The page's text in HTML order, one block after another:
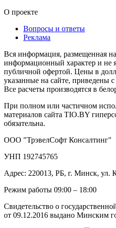
О проекте
Вопросы и ответы
Реклама
Вся информация, размещенная
информационный характер и не
публичной офертой. Цены в
указанные на сайте, приведены
Все расчеты производятся в
При полном или частичном
материалов сайта TIO.BY
обязательна.
ООО "ТрэвелСофт Консалтинг"
УНП 192745765
Адрес: 220013, РБ, г. Минск, ул.
Режим работы 09:00 – 18:00
Свидетельство о
от 09.12.2016 выдано Минским